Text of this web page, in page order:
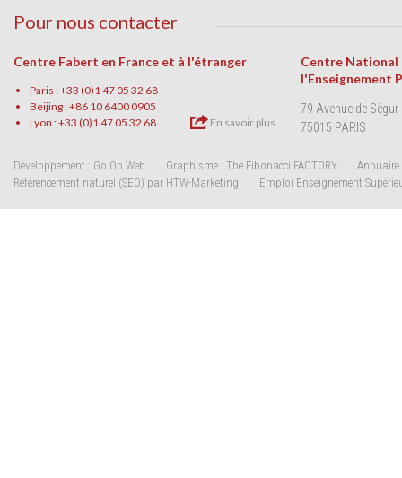
Pour nous contacter
Centre Fabert en France et à l'étranger
Paris : +33 (0)1 47 05 32 68
Beijing : +86 10 6400 0905
Lyon : +33 (0)1 47 05 32 68
En savoir plus
Centre National
l'Enseignement
79 Avenue de Ségur
75015 PARIS
Développement : Go On Web Graphisme : The Fibonacci FACTORY
Annuaire
Référencement naturel (SEO) par HTW-Marketing
Emploi Enseignement